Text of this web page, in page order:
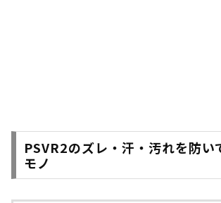
PSVR2のズレ・汗・汚れを防い
モノ